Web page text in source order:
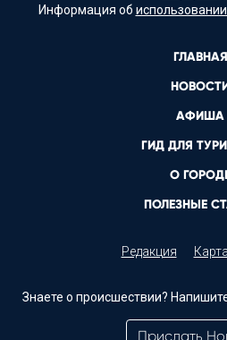
Информация об
ГЛАВНАЯ
АФИША
ГИД ДЛЯ
О
ПОЛЕЗНЫЕ
Редакция
Знаете о происшествии?
Прислать